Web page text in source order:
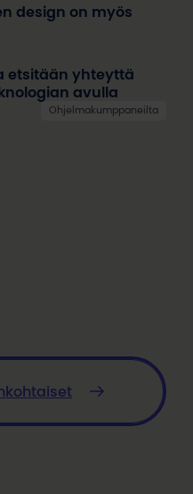
design on myös
etsitään yhteyttä
avulla
Ohjelmakumppaneilta